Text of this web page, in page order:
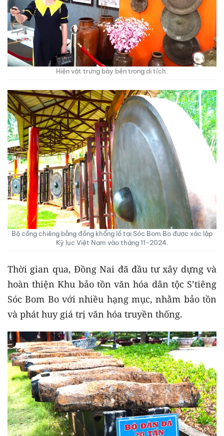
Hiện vật trưng bày bên trong di tích.
Bộ cồng chiêng bằng đồng khổng lồ tại Sóc Bom Bo được xác lập
Kỷ lục Việt Nam vào tháng 11-2024.
Thời gian qua, Đồng Nai đã đầu tư xây dựng và
hoàn thiện Khu bảo tồn văn hóa dân tộc S’tiêng
Sóc Bom Bo với nhiều hạng mục, nhằm bảo tồn
và phát huy giá trị văn hóa truyền thống.